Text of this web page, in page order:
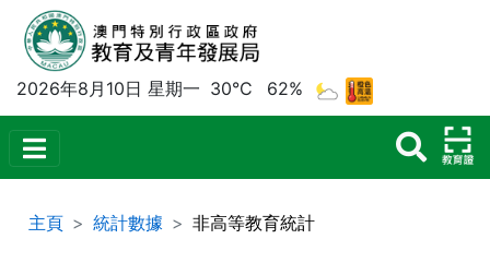
2026年8月10日 星期一 30°C 62%
主頁 統計數據 非高等教育統計